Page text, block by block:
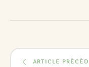
ARTICLE